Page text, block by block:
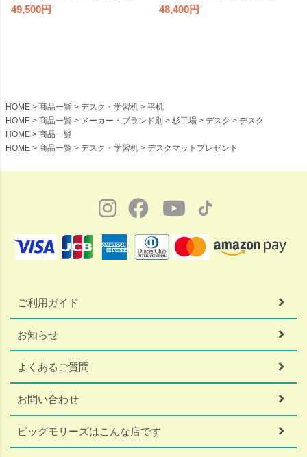
ンプル コンパクト ナチュラル 引出
49,500
プル コンパクト ナチュラル 引出し
48,400
HOME 商品一覧 デスク・学習机
平机
HOME
商品一覧 メーカー・ブランド別 杉工場 デスク
デスク
HOME
商品一覧
HOME
商品一覧 デスク・学習机 デスクマットプレゼント
ご利用ガイド
お知らせ
よくあるご質問
お問い合わせ
ビッグモリーズはこんな店です